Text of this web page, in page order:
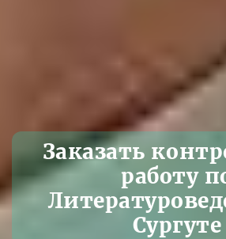
Заказать
работу
Сургуте